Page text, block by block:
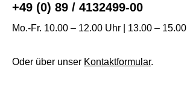
+49 (0) 89 / 4132499-00
Mo.-Fr. 10.00 – 12.00 Uhr | 13.00 – 15.00
Oder über unser Kontaktformular.